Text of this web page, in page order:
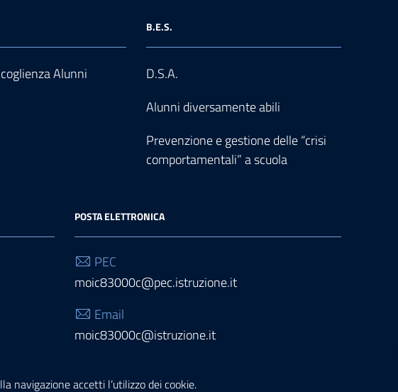
navigazione accetti l’utilizzo dei cookie.
Alunni
B.E.S.
D.S.A.
Alunni diversamente abili
Prevenzione e gestione delle “crisi
comportamentali” a scuola
POSTA ELETTRONICA
PEC
moic83000c@pec.istruzione.it
Email
moic83000c@istruzione.it